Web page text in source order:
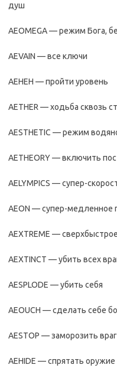
душ
AEOMEGA — режим Бога,
AEVAIN — все ключи
AEHEH — пройти уровень
AETHER — ходьба сквозь
AESTHETIC — режим
AETHEORY — включить
AELYMPICS — супер-
AEON — супер-медленное
AEXTREME —
AEXTINCT — убить всех
AESPLODE — убить себя
AEOUCH — сделать себе
AESTOP — заморозить
AEHIDE — спрятать